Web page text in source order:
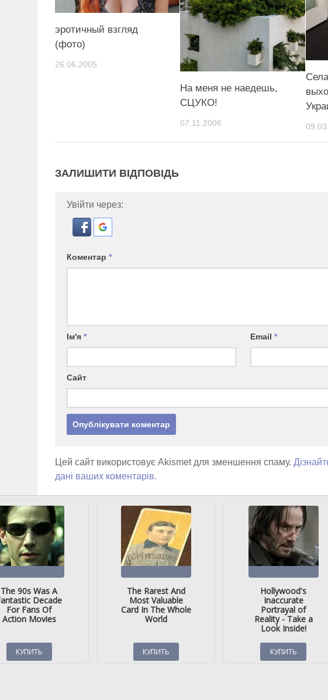
эротичный взгляд
(фото)
26.06.2005
На меня не наедешь,
СЦУКО!
07.11.2006
ЗАЛИШИТИ ВІДПОВІДЬ
Увійти через:
Коментар *
Ім'я * Email*
Сайт
Цей сайт використовує Akismet для зменшення спаму.
дані ваших коментарів.